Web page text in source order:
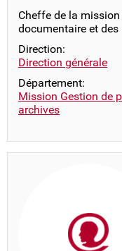
Cheffe de la
documentaire et des
Direction:
Direction générale
Département:
Mission Gestion de
archives